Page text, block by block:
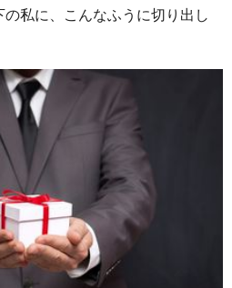
私に、こんなふうに切り出し